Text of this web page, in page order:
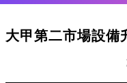
大甲第二市場設備